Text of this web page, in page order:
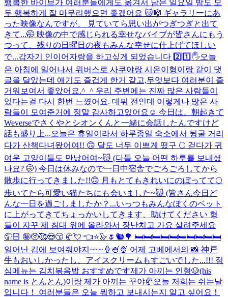
행복한 바이브가 여러분들에게도 옮겨서 남은 일요일 밤도 모
두 행복하게 잘 마무리했으면 좋겠어요 😽🎼 ギャラリーにあ
った映像なんですが、 見ていてら思い出がつぎつぎと出て
きて...🤭 映像の中で感じられる幸せなバイブが皆さんにもう
つって、残りの日曜日の夜もみんな幸せに仕上げてほしい
で...갑자기 인이어자랑을 하고싶게 되었습니다 2️⃣1️⃣🖐️오늘
은 아침에 일어나서 위버스로 사쿠야랑 시온이형이랑 같이 댓
글을 달았는데 얘기도 즐겁게 한거 같고,무엇보다 여러분이 즐
거워보여서 좋았어요.^_^ 우리 주변에는 진짜 많은 사람들이
있다는걸 다시 한번 느꼈어요. 데뷔 전인데 이렇게나 많은 사
람들이 모여준거에 정말 감사하고있어요☺️ 今日は、朝起きて
Weverseでさくやとシオンくんと一緒に会話したんですけど
話も盛り上...오늘은 휴일이라서 하루종일 숙소에서 뒹굴 거리
다가 산책다녀왔어여!! 🙃 달도 너무 이쁘게 떴구 🌕 걷다가 귀
여운 고양이들도 만났어여~😽 (다들 오늘 어떤 하루를 보내셨
나요? 🤭) 今日は休みなので一日中宿舎でごろごろしてから
散歩に行ってきました!!🙃 月もとてもきれいにのぼってて🌕
歩いてたら可愛い猫たちにも会いました~😽 (皆さん今日ど
んな一日を過ごしましたか？...いっつもみんなぼくのベット
に上がってきてちょっかいしてきます、助けてください 형
들이 자꾸 제 침대 위에 올라와서 장난치고 가요 살려주세요
🤦🏻 🤪🥺🥰😍😚 🥐💘 👈⭐️🦭🌷🐿🌳 🛏🛏🛏🛏🛏🛏🛏🛏🛏🛏
일어난 김에 보여줘야지~~~🍦🍧🍨 어제 고베에서의 📸 神戸
牛もおいしかったし、アイスクリームもすごいでした...!!! 점
심메뉴는 김치볶음밥 おすすめです제가 아끼는 인형🐶(his
name is とんとん)이랑 제가 아끼는 꾸야🥐 오늘 저희는 쉬는날
입니다！ 여러분들은 오늘 뭐하고 보내시는지 알고 싶어요！